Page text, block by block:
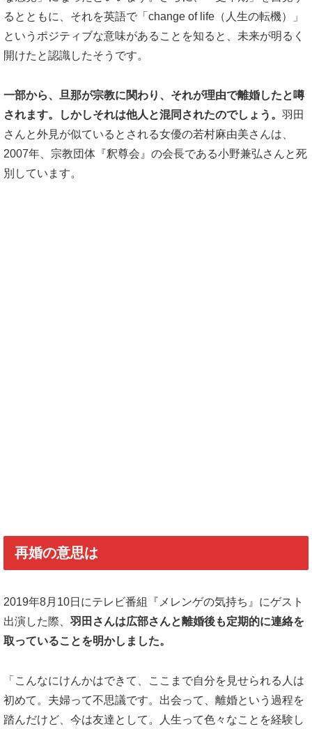
るとともに、それを英語で「change of life（人生の転機）」
というポジティブな意味があることを知ると、未来が明るく
開けたと認識したそうです。
一部から、旦那が宗教に関わり、それが理由で離婚したと噂
されます。しかしそれは他人と混同されたのでしょう。 羽田
さんと外見が似ているとされる女優の若村麻由美さんは、
2007年、宗教団体『釈尊会』の会長である小野兼弘さんと死
別しています。
再婚の意思は
2019年8月10日にテレビ番組『メレンゲの気持ち』にゲスト
出演した際、 羽田さんは広部さんと離婚後も定期的に連絡を
取っていることを明かしました。
「こんなにけんかはできて、ここまで自分を見せられる人は
初めて。夫婦って不思議です。出会って、離婚という過程を
踏んだけど、今は友達として。人生って色々なことを経験し